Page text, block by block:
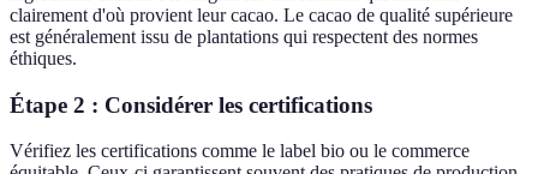
clairement d'où provient leur cacao. Le cacao de qualité supérieure
est généralement issu de plantations qui respectent des normes
éthiques.
Étape 2 : Considérer les certifications
Vérifiez les certifications comme le label bio ou le commerce